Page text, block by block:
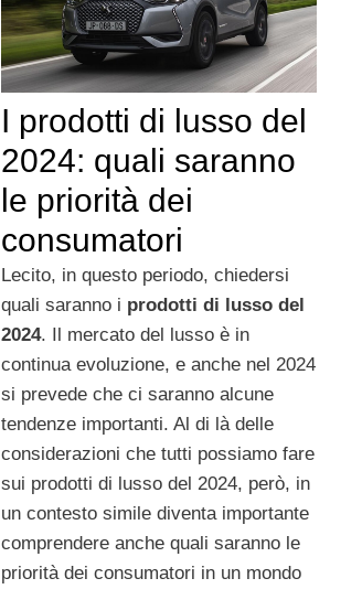
I prodotti di lusso del
2024: quali saranno
le priorità dei
consumatori
Lecito, in questo periodo, chiedersi
quali saranno i prodotti di lusso del
2024. Il mercato del lusso è in
continua evoluzione, e anche nel 2024
si prevede che ci saranno alcune
tendenze importanti. Al di là delle
considerazioni che tutti possiamo fare
sui prodotti di lusso del 2024, però, in
un contesto simile diventa importante
comprendere anche quali saranno le
priorità dei consumatori in un mondo